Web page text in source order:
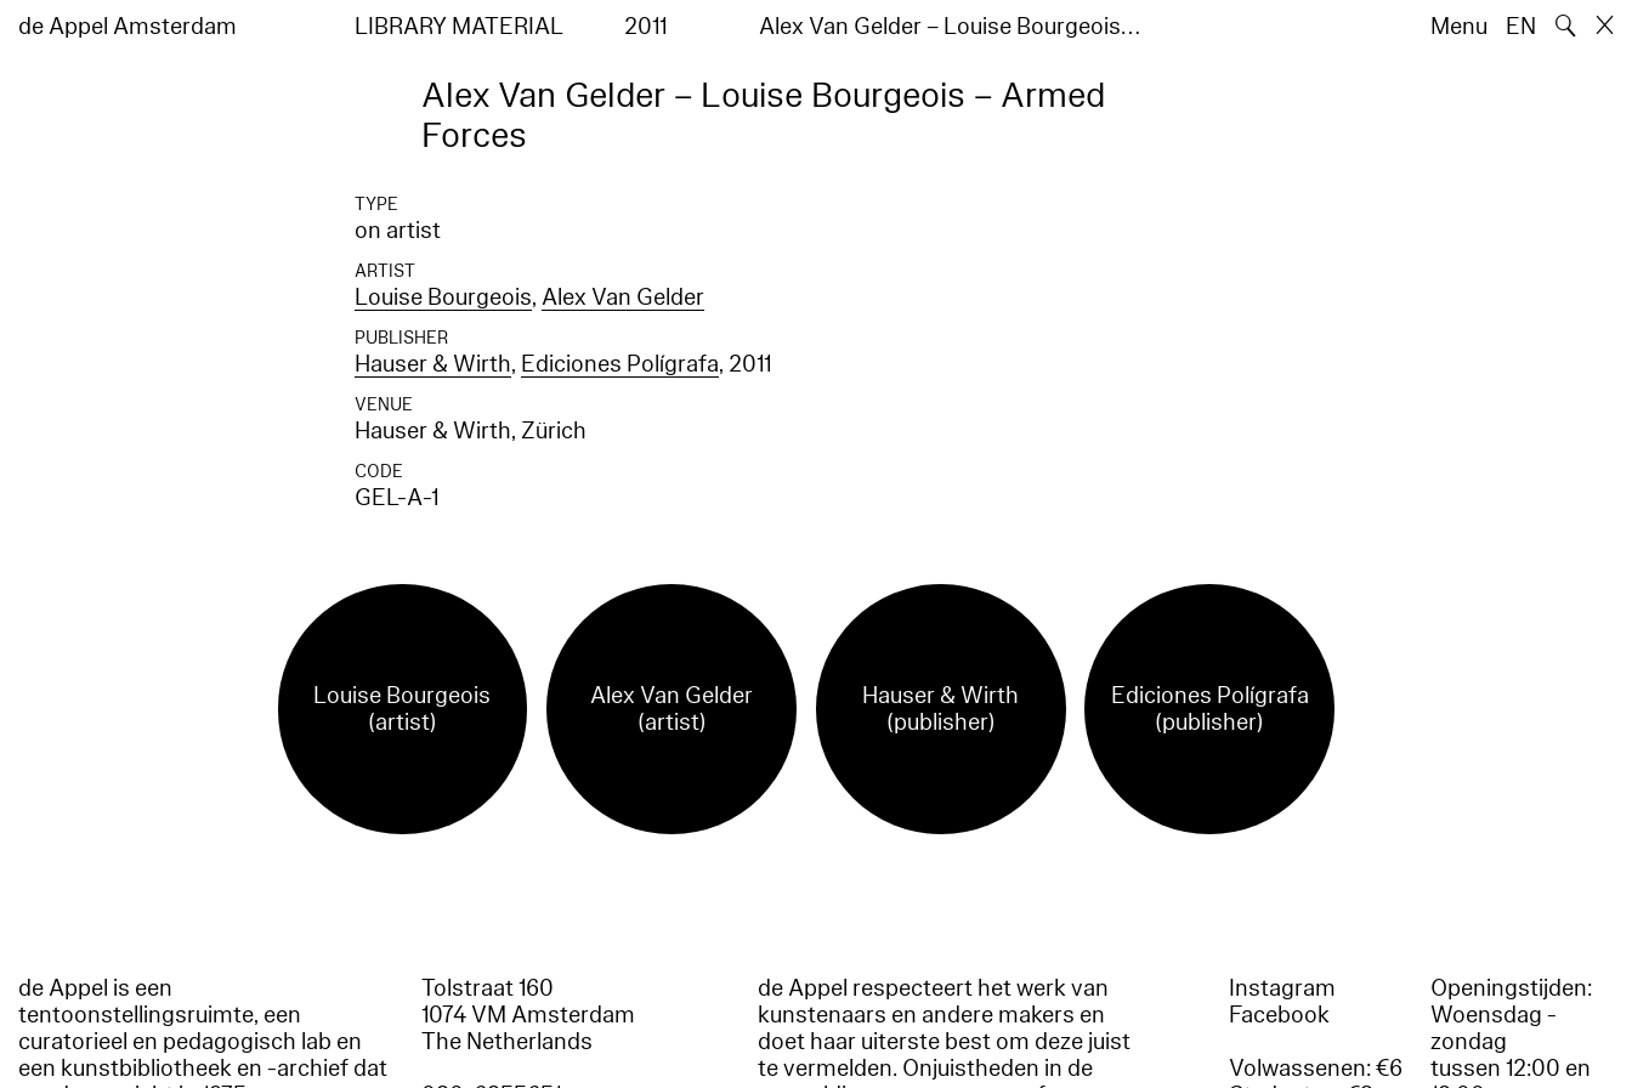
de Appel Amsterdam LIBRARY MATERIAL 2011 Alex Van Gelder – Louise Bourgeois… Menu EN 🔍
Alex Van Gelder – Louise Bourgeois – Armed
Forces
TYPE
on artist
ARTIST
Louise Bourgeois,Alex Van Gelder
PUBLISHER
Hauser & Wirth, Ediciones Polígrafa, 2011
VENUE
Hauser & Wirth, Zürich
CODE
GEL-A-1
Louise Bourgeois
(artist)
Alex Van Gelder
(artist)
Hauser & Wirth
(publisher)
Ediciones Polígrafa
(publisher)
de Appel is een
tentoonstellingsruimte, een
curatorieel en pedagogisch lab en
een kunstbibliotheek en -archief dat
Tolstraat 160
1074 VM Amsterdam
The Netherlands
de Appel respecteert het werk van
kunstenaars en andere makers en
doet haar uiterste best om deze juist
te vermelden. Onjuistheden in de
Instagram
Facebook
Volwassenen: €6
Openingstijden:
Woensdag -
zondag
tussen 12:00 en